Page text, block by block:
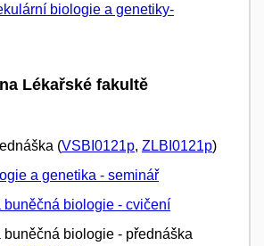
biologie a genetiky-
Lékařské fakultě
(VSBI0121p, ZLBI0121p)
a genetika - seminář
buněčná biologie - cvičení
buněčná biologie - přednáška